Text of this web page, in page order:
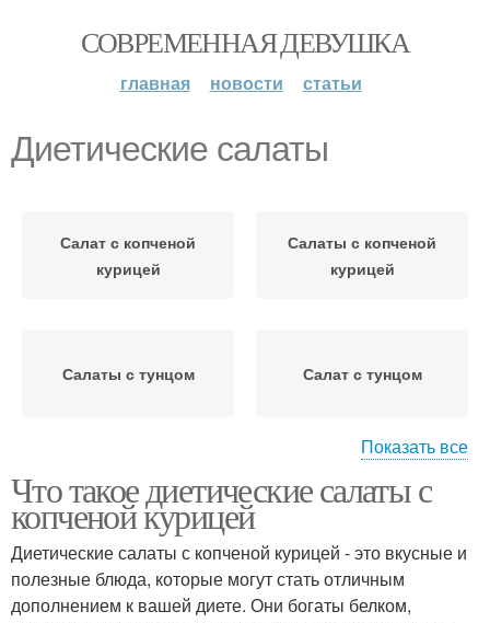
СОВРЕМЕННАЯ ДЕВУШКА
главная новости статьи
Диетические салаты
Салат с копченой
курицей
Салаты с копченой
курицей
Салаты с тунцом Салат с тунцом
Салат из тунца Салаты на новый год
Диетические рецепты
Салаты для
Показать все
Что такое диетические салаты с
копченой курицей
Диетические салаты с копченой курицей - это вкусные и
полезные блюда, которые могут стать отличным
дополнением к вашей диете. Они богаты белком,